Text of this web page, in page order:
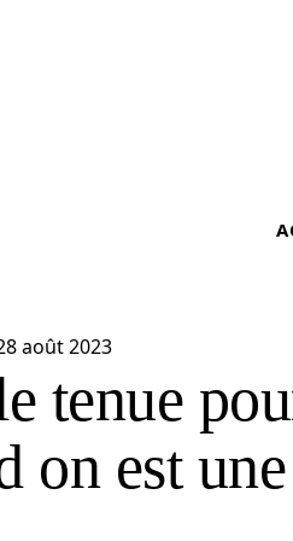
août 2023
tenue
on est